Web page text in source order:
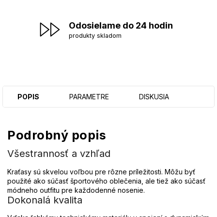
Odosielame do 24 hodin
produkty skladom
POPIS PARAMETRE DISKUSIA
Podrobný popis
Všestrannosť a vzhľad
Kraťasy sú skvelou voľbou pre rôzne príležitosti. Môžu byť
použité ako súčasť športového oblečenia, ale tiež ako súčasť
módneho outfitu pre každodenné nosenie.
Dokonalá kvalita